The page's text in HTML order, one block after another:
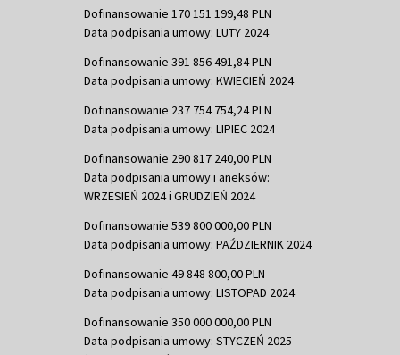
Dofinansowanie 170 151 199,48 PLN
Data podpisania umowy: LUTY 2024
Dofinansowanie 391 856 491,84 PLN
Data podpisania umowy: KWIECIEŃ 2024
Dofinansowanie 237 754 754,24 PLN
Data podpisania umowy: LIPIEC 2024
Dofinansowanie 290 817 240,00 PLN
Data podpisania umowy i aneksów:
WRZESIEŃ 2024 i GRUDZIEŃ 2024
Dofinansowanie 539 800 000,00 PLN
Data podpisania umowy: PAŹDZIERNIK 2024
Dofinansowanie 49 848 800,00 PLN
Data podpisania umowy: LISTOPAD 2024
Dofinansowanie 350 000 000,00 PLN
Data podpisania umowy: STYCZEŃ 2025